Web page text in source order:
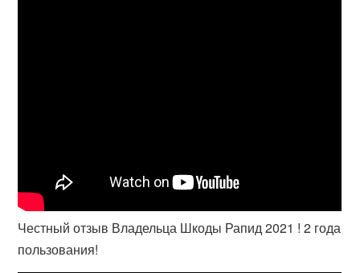
Честный отзыв Владельца Шкоды Рапид 2021 ! 2 года
пользования!